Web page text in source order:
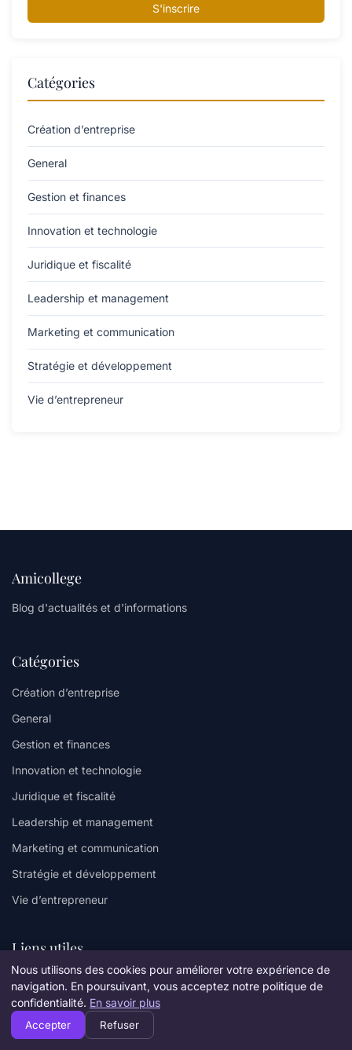
S'inscrire
Catégories
Création d’entreprise
General
Gestion et finances
Innovation et technologie
Juridique et fiscalité
Leadership et management
Marketing et communication
Stratégie et développement
Vie d’entrepreneur
Amicollege
Blog d'actualités et d'informations
Catégories
Création d’entreprise
General
Gestion et finances
Innovation et technologie
Juridique et fiscalité
Leadership et management
Marketing et communication
Stratégie et développement
Vie d’entrepreneur
Liens utiles
Contact
Informations
Nous utilisons des cookies pour améliorer votre expérience de
navigation. En poursuivant, vous acceptez notre politique de
confidentialité. En savoir plus
Accepter Refuser